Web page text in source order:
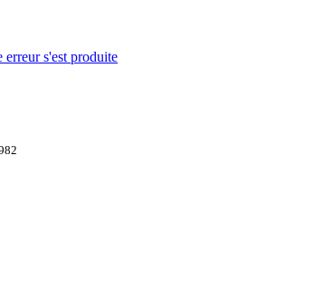
erreur s'est produite